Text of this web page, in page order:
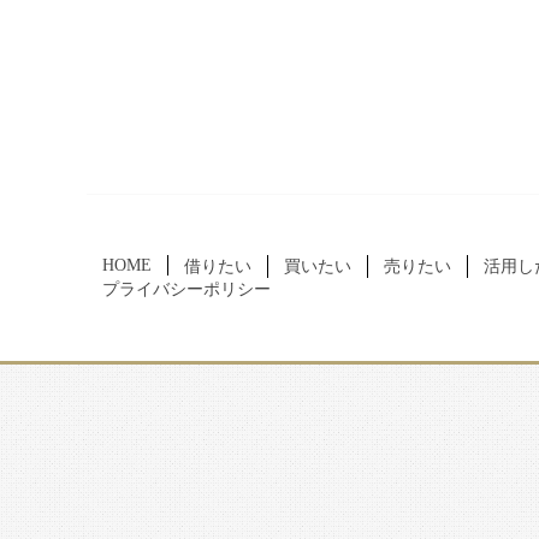
HOME 借りたい 買いたい 売りたい
活用し
プライバシーポリシー